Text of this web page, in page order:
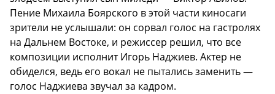
Пение Михаила Боярского в этой части киносаги
зрители не услышали: он сорвал голос на гастролях
на Дальнем Востоке, и режиссер решил, что все
композиции исполнит Игорь Наджиев. Актер не
обиделся, ведь его вокал не пытались заменить —
голос Наджиева звучал за кадром.